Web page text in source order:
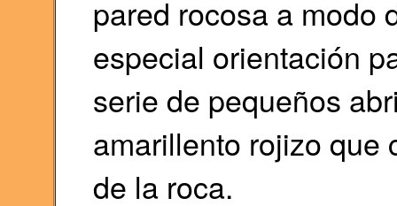
pared rocosa a modo
especial orientación
serie de pequeños
amarillento rojizo que
de la roca.